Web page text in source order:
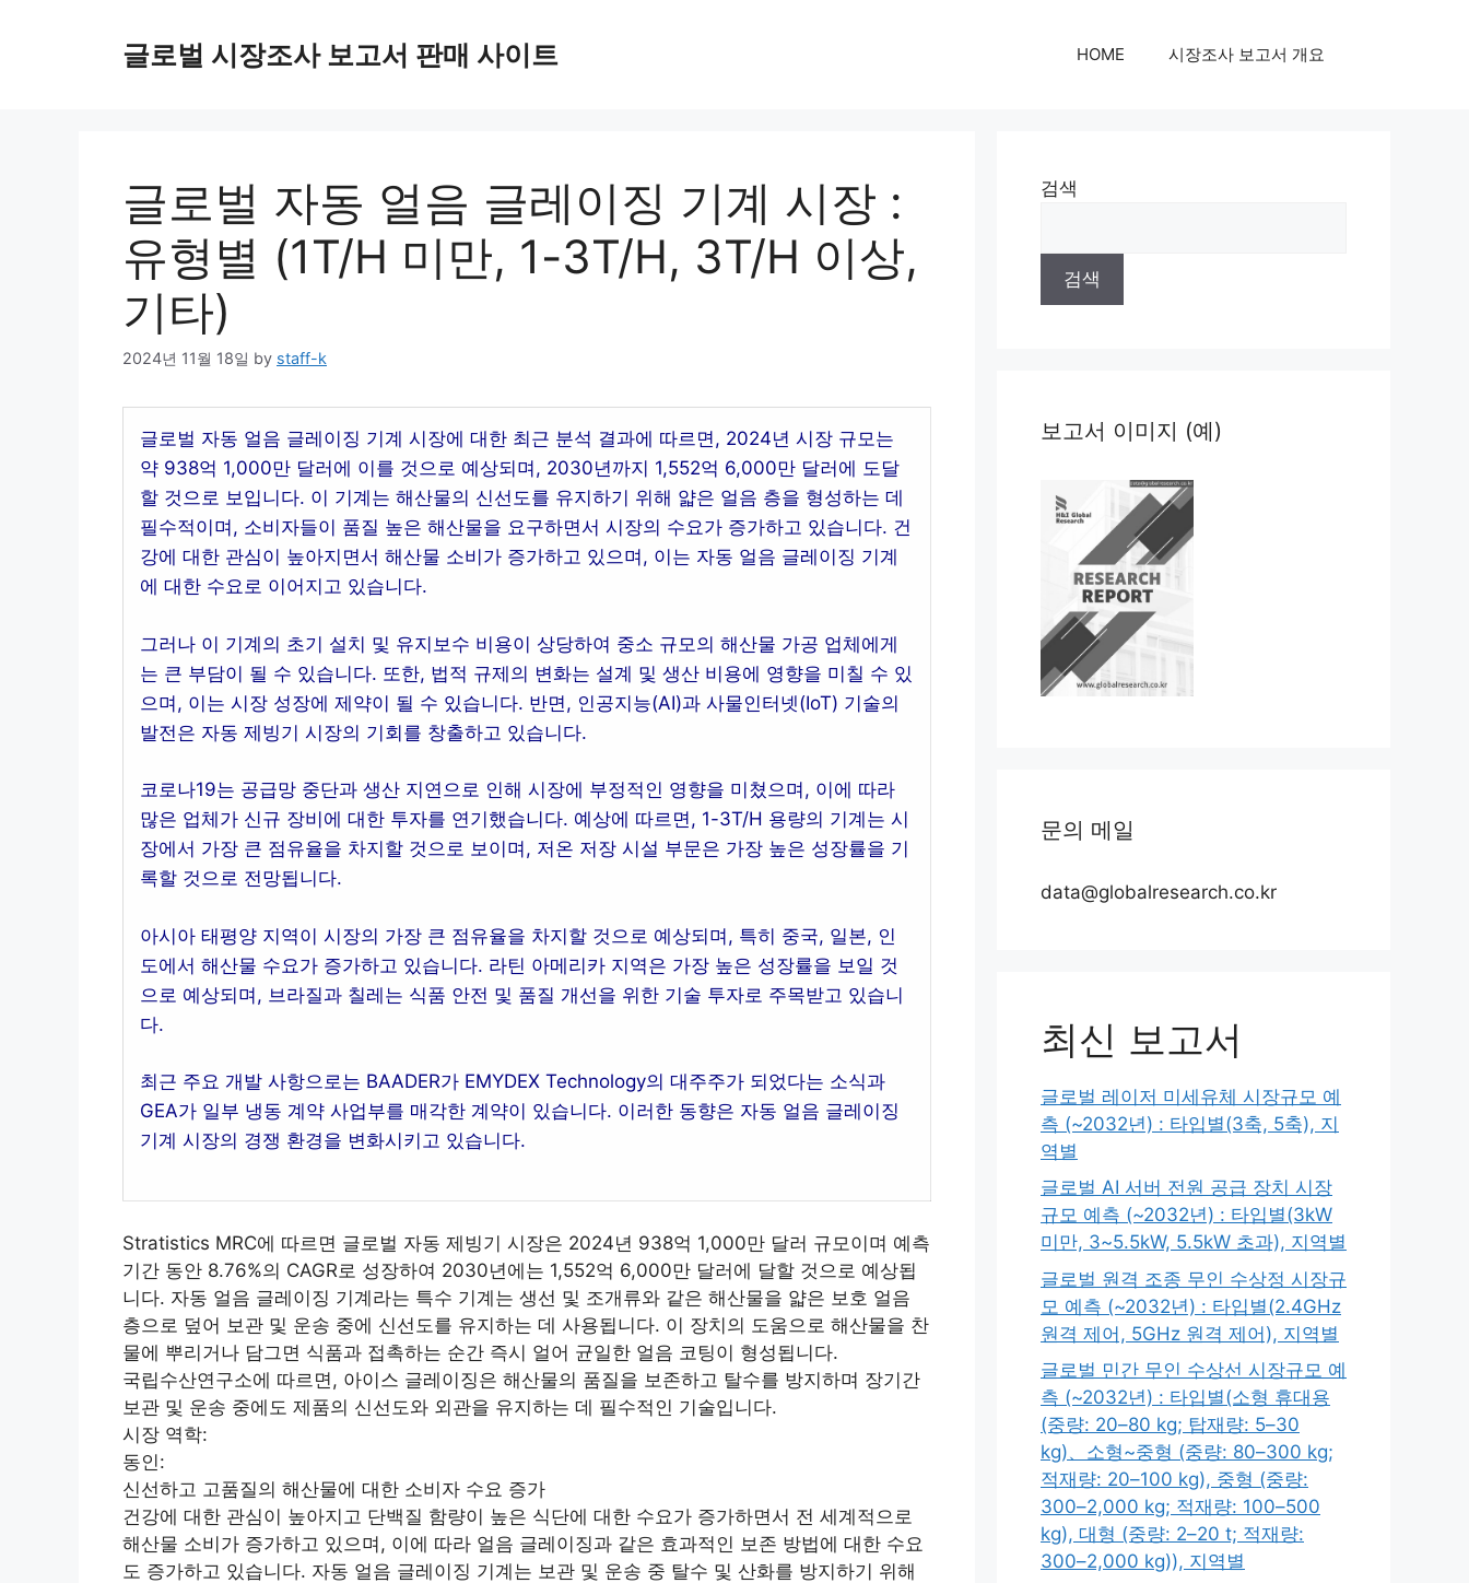
글로벌 시장조사 보고서 판매 사이트 HOME 시장조사 보고서 개요
글로벌 자동 얼음 글레이징 기계 시장 :
유형별 (1T/H 미만, 1-3T/H, 3T/H 이상,
기타)
2024년 11월 18일 by staff-k
글로벌 자동 얼음 글레이징 기계 시장에 대한 최근 분석 결과에 따르면, 2024년 시장 규모는
약 938억 1,000만 달러에 이를 것으로 예상되며, 2030년까지 1,552억 6,000만 달러에 도달
할 것으로 보입니다. 이 기계는 해산물의 신선도를 유지하기 위해 얇은 얼음 층을 형성하는 데
필수적이며, 소비자들이 품질 높은 해산물을 요구하면서 시장의 수요가 증가하고 있습니다. 건
강에 대한 관심이 높아지면서 해산물 소비가 증가하고 있으며, 이는 자동 얼음 글레이징 기계
에 대한 수요로 이어지고 있습니다.
그러나 이 기계의 초기 설치 및 유지보수 비용이 상당하여 중소 규모의 해산물 가공 업체에게
는 큰 부담이 될 수 있습니다. 또한, 법적 규제의 변화는 설계 및 생산 비용에 영향을 미칠 수 있
으며, 이는 시장 성장에 제약이 될 수 있습니다. 반면, 인공지능(AI)과 사물인터넷(IoT) 기술의
발전은 자동 제빙기 시장의 기회를 창출하고 있습니다.
코로나19는 공급망 중단과 생산 지연으로 인해 시장에 부정적인 영향을 미쳤으며, 이에 따라
많은 업체가 신규 장비에 대한 투자를 연기했습니다. 예상에 따르면, 1-3T/H 용량의 기계는 시
장에서 가장 큰 점유율을 차지할 것으로 보이며, 저온 저장 시설 부문은 가장 높은 성장률을 기
록할 것으로 전망됩니다.
아시아 태평양 지역이 시장의 가장 큰 점유율을 차지할 것으로 예상되며, 특히 중국, 일본, 인
도에서 해산물 수요가 증가하고 있습니다. 라틴 아메리카 지역은 가장 높은 성장률을 보일 것
으로 예상되며, 브라질과 칠레는 식품 안전 및 품질 개선을 위한 기술 투자로 주목받고 있습니
다.
최근 주요 개발 사항으로는 BAADER가 EMYDEX Technology의 대주주가 되었다는 소식과
GEA가 일부 냉동 계약 사업부를 매각한 계약이 있습니다. 이러한 동향은 자동 얼음 글레이징
기계 시장의 경쟁 환경을 변화시키고 있습니다.
Stratistics MRC에 따르면 글로벌 자동 제빙기 시장은 2024년 938억 1,000만 달러 규모이며 예측
기간 동안 8.76%의 CAGR로 성장하여 2030년에는 1,552억 6,000만 달러에 달할 것으로 예상됩
니다. 자동 얼음 글레이징 기계라는 특수 기계는 생선 및 조개류와 같은 해산물을 얇은 보호 얼음
층으로 덮어 보관 및 운송 중에 신선도를 유지하는 데 사용됩니다. 이 장치의 도움으로 해산물을 찬
물에 뿌리거나 담그면 식품과 접촉하는 순간 즉시 얼어 균일한 얼음 코팅이 형성됩니다.
국립수산연구소에 따르면, 아이스 글레이징은 해산물의 품질을 보존하고 탈수를 방지하며 장기간
보관 및 운송 중에도 제품의 신선도와 외관을 유지하는 데 필수적인 기술입니다.
시장 역학:
동인:
신선하고 고품질의 해산물에 대한 소비자 수요 증가
건강에 대한 관심이 높아지고 단백질 함량이 높은 식단에 대한 수요가 증가하면서 전 세계적으로
해산물 소비가 증가하고 있으며, 이에 따라 얼음 글레이징과 같은 효과적인 보존 방법에 대한 수요
도 증가하고 있습니다. 자동 얼음 글레이징 기계는 보관 및 운송 중 탈수 및 산화를 방지하기 위해
검색
검색
보고서 이미지 (예)
문의 메일
data@globalresearch.co.kr
최신 보고서
글로벌 레이저 미세유체 시장규모 예
측 (~2032년) : 타입별(3축, 5축), 지
역별
글로벌 AI 서버 전원 공급 장치 시장
규모 예측 (~2032년) : 타입별(3kW
미만, 3~5.5kW, 5.5kW 초과), 지역별
글로벌 원격 조종 무인 수상정 시장규
모 예측 (~2032년) : 타입별(2.4GHz
원격 제어, 5GHz 원격 제어), 지역별
글로벌 민간 무인 수상선 시장규모 예
측 (~2032년) : 타입별(소형 휴대용
(중량: 20–80 kg; 탑재량: 5–30
kg)、소형~중형 (중량: 80–300 kg;
적재량: 20–100 kg), 중형 (중량:
300–2,000 kg; 적재량: 100–500
kg), 대형 (중량: 2–20 t; 적재량:
300–2,000 kg)), 지역별